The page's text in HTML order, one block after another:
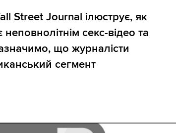
Street Journal ілюструє, як
секс-відео та
що журналісти
сегмент